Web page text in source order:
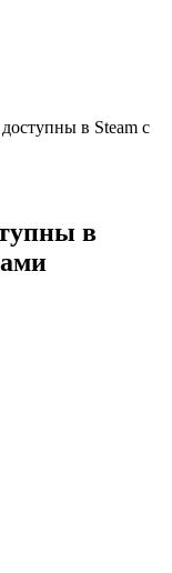
в Steam с
в